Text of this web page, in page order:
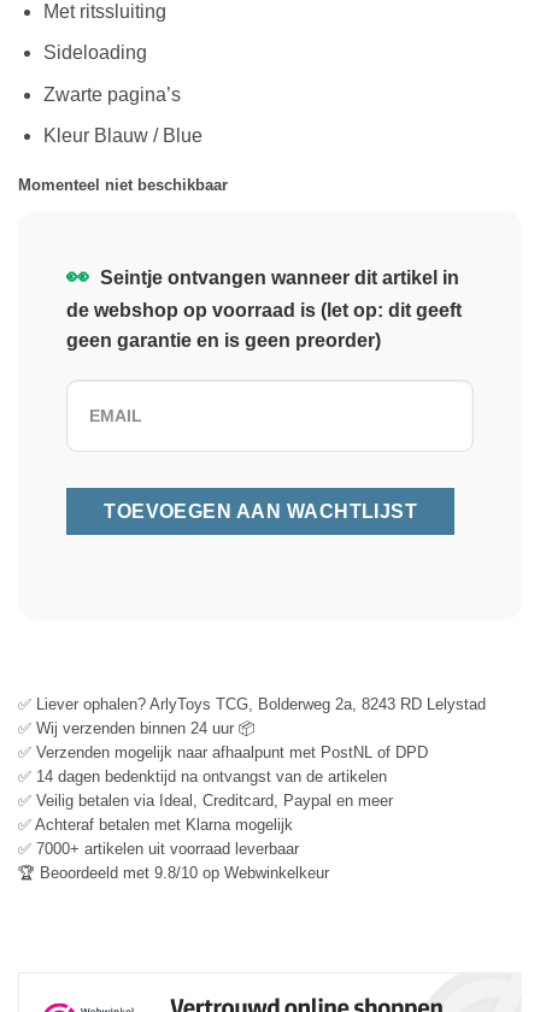
Met ritssluiting
Sideloading
Zwarte pagina’s
Kleur Blauw / Blue
Momenteel niet beschikbaar
👀 Seintje ontvangen wanneer dit artikel in
de webshop op voorraad is (let op: dit geeft
geen garantie en is geen preorder)
✅ Liever ophalen? ArlyToys TCG, Bolderweg 2a, 8243 RD Lelystad
✅ Wij verzenden binnen 24 uur 📦
✅ Verzenden mogelijk naar afhaalpunt met PostNL of DPD
✅ 14 dagen bedenktijd na ontvangst van de artikelen
✅ Veilig betalen via Ideal, Creditcard, Paypal en meer
✅ Achteraf betalen met Klarna mogelijk
✅ 7000+ artikelen uit voorraad leverbaar
🏆 Beoordeeld met 9.8/10 op Webwinkelkeur